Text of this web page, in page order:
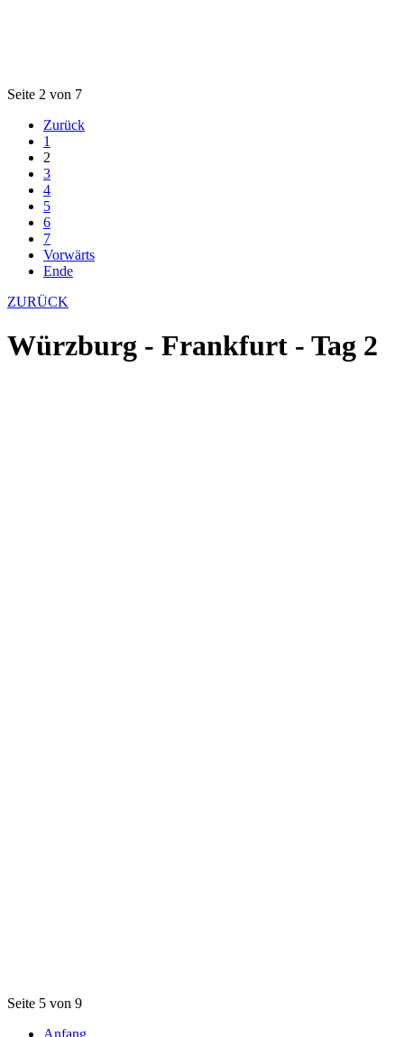
Seite 2 von 7
Zurück
1
2
3
4
5
6
7
Vorwärts
Ende
ZURÜCK
Würzburg - Frankfurt - Tag 2
Seite 5 von 9
Anfang